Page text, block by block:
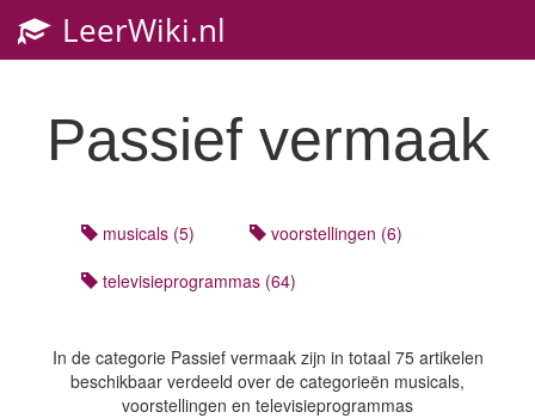
LeerWiki.nl
Passief vermaak
musicals (5)
voorstellingen (6)
televisieprogrammas (64)
In de categorie Passief vermaakzijn in totaal 75 artikelen
beschikbaar verdeeld over de categorieën musicals,
voorstellingen en televisieprogrammas